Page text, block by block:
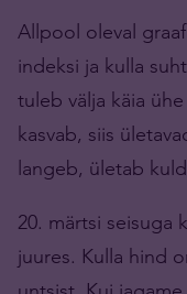
Allpool oleval
indeksi ja kulla
tuleb välja käia
kasvab, siis
langeb, ületab
20. märtsi seisuga
juures. Kulla hind